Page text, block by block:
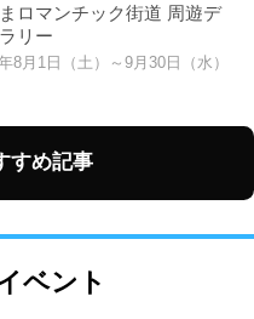
ロマンチック街道 周遊デ
リー
8月1日（土）～9月30日（水）
すめ記事
ベント